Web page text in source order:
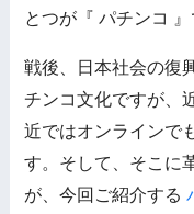
とつが『 パチンコ
戦後、日本社会の復
チンコ文化ですが、
近ではオンラインで
す。そして、そこに
が、今回ご紹介する